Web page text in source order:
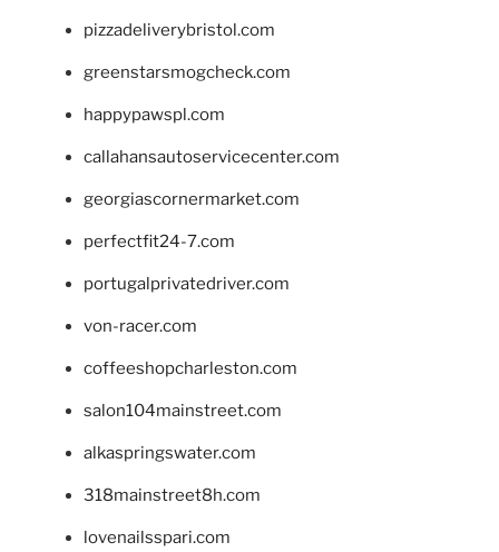
pizzadeliverybristol.com
greenstarsmogcheck.com
happypawspl.com
callahansautoservicecenter.com
georgiascornermarket.com
perfectfit24-7.com
portugalprivatedriver.com
von-racer.com
coffeeshopcharleston.com
salon104mainstreet.com
alkaspringswater.com
318mainstreet8h.com
lovenailsspari.com